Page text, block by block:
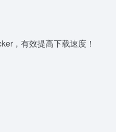
，有效提高下载速度！